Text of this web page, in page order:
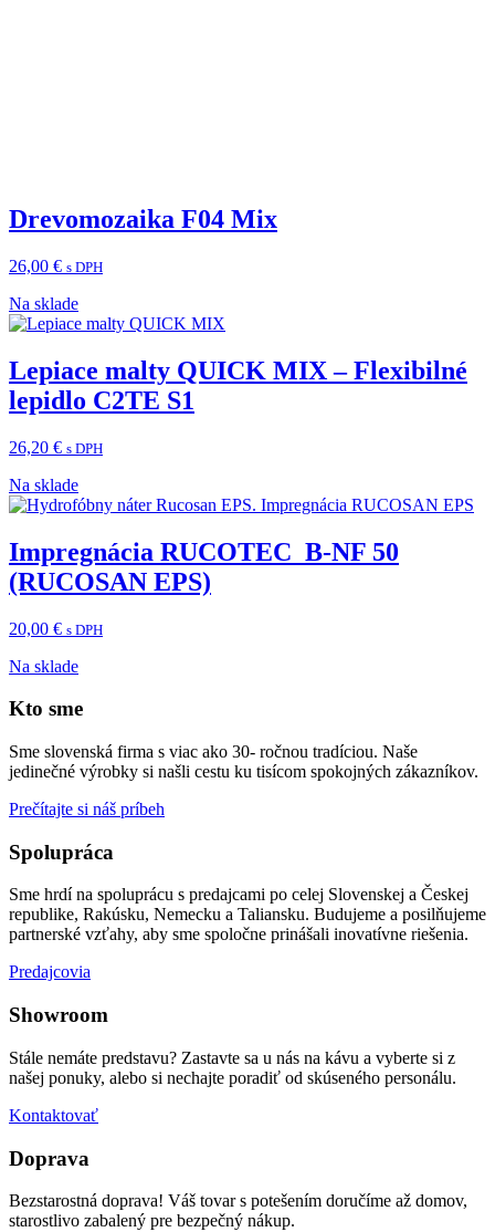
Drevomozaika F04 Mix
26,00 € s DPH
Na sklade
Lepiace malty QUICK MIX – Flexibilné
lepidlo C2TE S1
26,20 € s DPH
Na sklade
Impregnácia RUCOTEC B-NF 50
(RUCOSAN EPS)
20,00 € s DPH
Na sklade
Kto sme
Sme slovenská firma s viac ako 30- ročnou tradíciou. Naše
jedinečné výrobky si našli cestu ku tisícom spokojných zákazníkov.
Prečítajte si náš príbeh
Spolupráca
Sme hrdí na spoluprácu s predajcami po celej Slovenskej a Českej
republike, Rakúsku, Nemecku a Taliansku. Budujeme a posilňujeme
partnerské vzťahy, aby sme spoločne prinášali inovatívne riešenia.
Predajcovia
Showroom
Stále nemáte predstavu? Zastavte sa u nás na kávu a vyberte si z
našej ponuky, alebo si nechajte poradiť od skúseného personálu.
Kontaktovať
Doprava
Bezstarostná doprava! Váš tovar s potešením doručíme až domov,
starostlivo zabalený pre bezpečný nákup.